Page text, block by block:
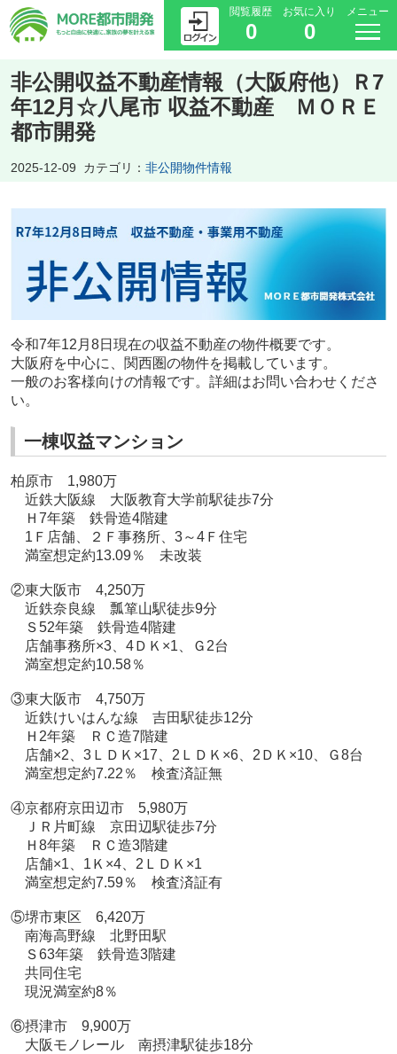
閲覧履歴
0
お気に入り
0
メニュー
非公開収益不動産情報（大阪府他）Ｒ7
年12月☆八尾市 収益不動産 ＭＯＲＥ
都市開発
2025-12-09 カテゴリ： 非公開物件情報
令和7年12月8日現在の収益不動産の物件概要です。
大阪府を中心に、関西圏の物件を掲載しています。
一般のお客様向けの情報です。詳細はお問い合わせくださ
い。
一棟収益マンション
柏原市 1,980万
近鉄大阪線 大阪教育大学前駅徒歩7分
Ｈ7年築 鉄骨造4階建
1Ｆ店舗、２Ｆ事務所、3～4Ｆ住宅
満室想定約13.09％ 未改装
②東大阪市 4,250万
近鉄奈良線 瓢箪山駅徒歩9分
Ｓ52年築 鉄骨造4階建
店舗事務所×3、4ＤＫ×1、Ｇ2台
満室想定約10.58％
③東大阪市 4,750万
近鉄けいはんな線 吉田駅徒歩12分
Ｈ2年築 ＲＣ造7階建
店舗×2、3ＬＤＫ×17、2ＬＤＫ×6、2ＤＫ×10、Ｇ8台
満室想定約7.22％ 検査済証無
④京都府京田辺市 5,980万
ＪＲ片町線 京田辺駅徒歩7分
Ｈ8年築 ＲＣ造3階建
店舗×1、1Ｋ×4、2ＬＤＫ×1
満室想定約7.59％ 検査済証有
⑤堺市東区 6,420万
南海高野線 北野田駅
Ｓ63年築 鉄骨造3階建
共同住宅
現況満室約8％
⑥摂津市 9,900万
大阪モノレール 南摂津駅徒歩18分